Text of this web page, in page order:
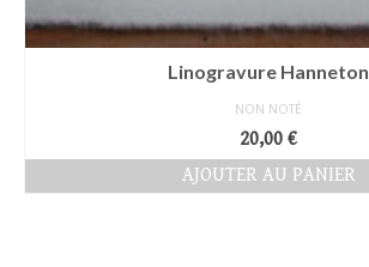
Linogravure Hanneton
NON NOTÉ
20,00 €
AJOUTER AU PANIER